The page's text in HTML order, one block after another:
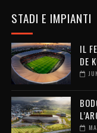
STADI E IMPIANTI
IL
DE